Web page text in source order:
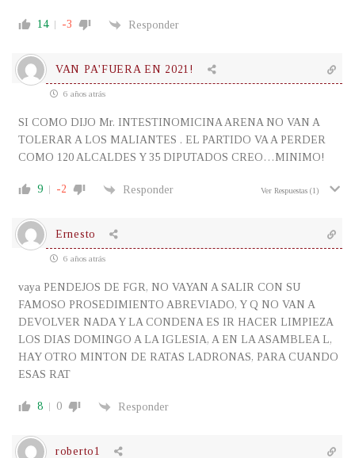
14 -3 Responder
VAN PA'FUERA EN 2021!
6 años atrás
SI COMO DIJO Mr. INTESTINOMICINA ARENA NO VAN A
TOLERAR A LOS MALIANTES . EL PARTIDO VA A PERDER
COMO 120 ALCALDES Y 35 DIPUTADOS CREO…MINIMO!
9 -2 Responder Ver Respuestas (1)
Ernesto
6 años atrás
vaya PENDEJOS DE FGR, NO VAYAN A SALIR CON SU
FAMOSO PROSEDIMIENTO ABREVIADO, Y Q NO VAN A
DEVOLVER NADA Y LA CONDENA ES IR HACER LIMPIEZA
LOS DIAS DOMINGO A LA IGLESIA, A EN LA ASAMBLEA L,
HAY OTRO MINTON DE RATAS LADRONAS, PARA CUANDO
ESAS RAT
8 0 Responder
roberto1